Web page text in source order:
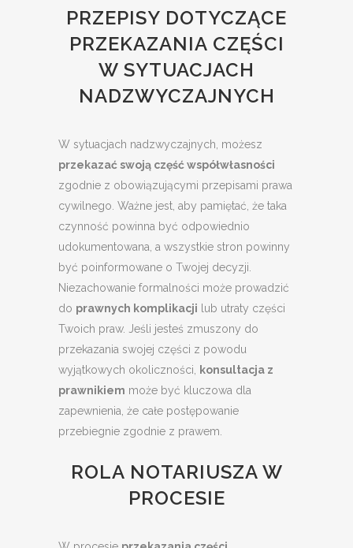
PRZEPISY DOTYCZĄCE
PRZEKAZANIA CZĘŚCI
W SYTUACJACH
NADZWYCZAJNYCH
W sytuacjach nadzwyczajnych, możesz
przekazać swoją część współwłasności
zgodnie z obowiązującymi przepisami prawa
cywilnego. Ważne jest, aby pamiętać, że taka
czynność powinna być odpowiednio
udokumentowana, a wszystkie stron powinny
być poinformowane o Twojej decyzji.
Niezachowanie formalności może prowadzić
do prawnych komplikacji lub utraty części
Twoich praw. Jeśli jesteś zmuszony do
przekazania swojej części z powodu
wyjątkowych okoliczności,
konsultacja z
prawnikiem może być kluczowa dla
zapewnienia, że całe postępowanie
przebiegnie zgodnie z prawem.
ROLA NOTARIUSZA W
PROCESIE